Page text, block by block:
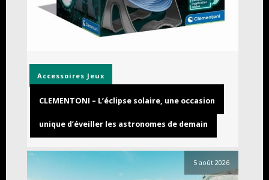
Accessoires Jeux
CLEMENTONI – L’éclipse solaire, une occasion
unique d’éveiller les astronomes de demain
5 août 2026